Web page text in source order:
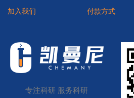
加入我们
付款方式
专注科研 服务科研